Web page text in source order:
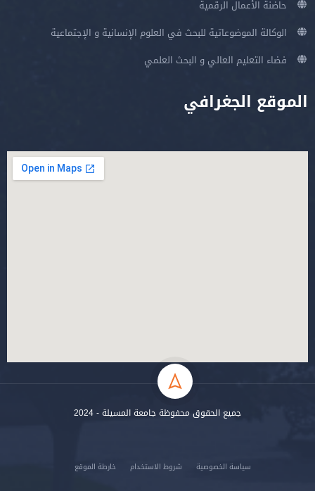
حاضنة الأعمال الرقمية
الوكالة الموضوعاتية للبحث في العلوم الإنسانية و الإجتماعية
فضاء التعليم العالي و البحث العلمي
الموقع الجغرافي
جميع الحقوق محفوظة جامعة المسيلة - 2024
سياسة الخصوصية شروط الاستخدام خارطة الموقع